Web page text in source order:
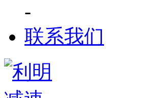
-
联系我们